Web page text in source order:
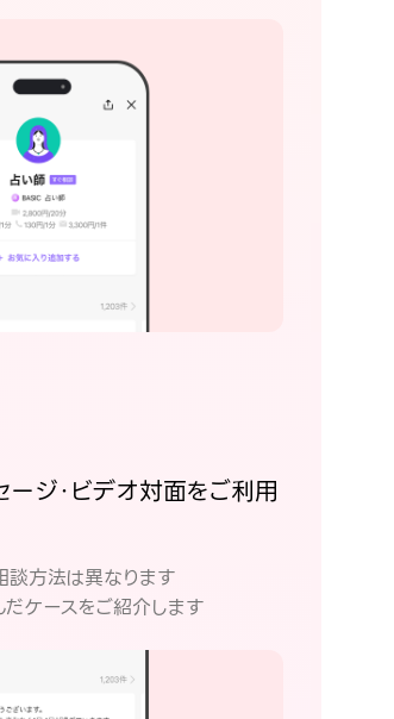
ージ・ビデオ対面をご利用
方法は異なります
だケースをご紹介します